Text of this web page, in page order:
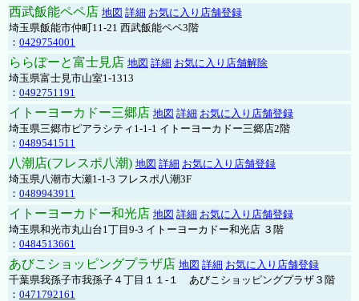
西武飯能ペペ店 地図 詳細 お気に入り店舗登録
埼玉県飯能市仲町11-21 西武飯能ペペ3階
： 0429754001
ららぽーと富士見店 地図 詳細 お気に入り店舗解除
埼玉県富士見市山室1-1313
： 0492751191
イトーヨーカドー三郷店 地図 詳細 お気に入り店舗登録
埼玉県三郷市ピアラシティ1-1-1 イトーヨーカドー三郷店2階
： 0489541511
八潮店(フレスポ八潮) 地図 詳細 お気に入り店舗登録
埼玉県八潮市大瀬1-1-3 フレスポ八潮3F
： 0489943911
イトーヨーカドー和光店 地図 詳細 お気に入り店舗登録
埼玉県和光市丸山台1丁目9-3 イトーヨーカドー和光店 ３階
： 0484513661
あびこショッピングプラザ店 地図 詳細 お気に入り店舗登録
千葉県我孫子市我孫子４丁目１１-１ あびこショッピングプラザ３階
： 0471792161